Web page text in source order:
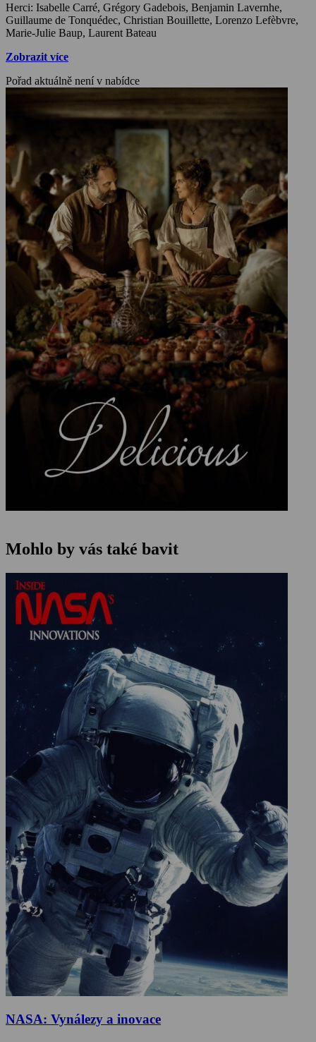
Herci: Isabelle Carré, Grégory Gadebois, Benjamin Lavernhe,
Guillaume de Tonquédec, Christian Bouillette, Lorenzo Lefèbvre,
Marie-Julie Baup, Laurent Bateau
Zobrazit více
Pořad aktuálně není v nabídce
Mohlo by vás také bavit
NASA: Vynálezy a inovace